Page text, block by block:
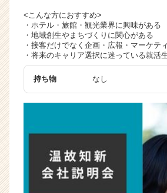
<こんな方におすすめ>
・ホテル・旅館・観光業界に興味がある
・地域創生やまちづくりに関心がある
・接客だけでなく企画・広報・マーケテ
・将来のキャリア選択に迷っている就活
持ち物 なし